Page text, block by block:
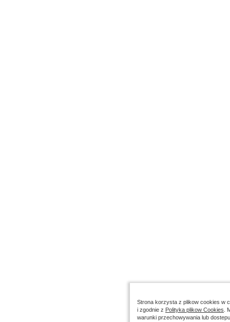
Strona korzysta z plikow cookies w
i zgodnie z Polityka plikow Cookies .
warunki przechowywania lub